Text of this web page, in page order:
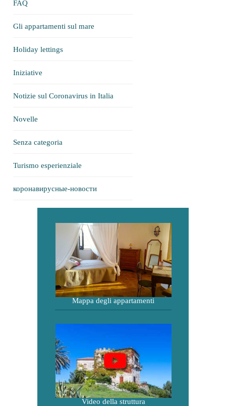
FAQ
Gli appartamenti sul mare
Holiday lettings
Iniziative
Notizie sul Coronavirus in Italia
Novelle
Senza categoria
Turismo esperienziale
коронавирусные-новости
Mappa degli appartamenti
Video della struttura